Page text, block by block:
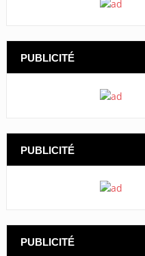
PUBLICITÉ
PUBLICITÉ
PUBLICITÉ